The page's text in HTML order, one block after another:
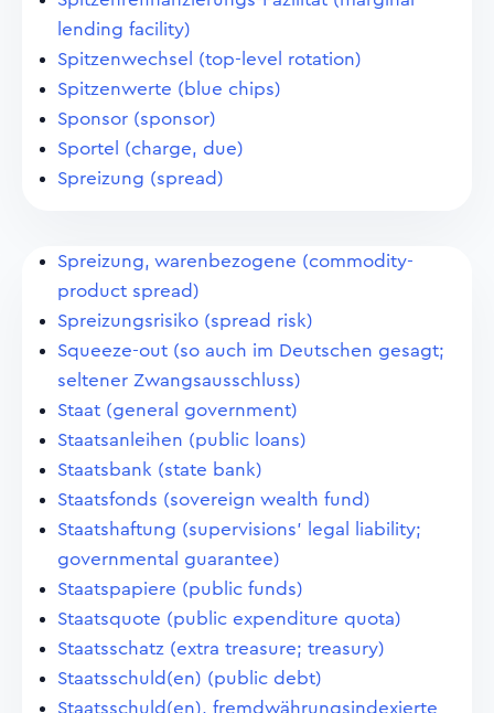
lending facility)
Spitzenwechsel (top-level rotation)
Spitzenwerte (blue chips)
Sponsor (sponsor)
Sportel (charge, due)
Spreizung (spread)
Spreizung, warenbezogene (commodity-
product spread)
Spreizungsrisiko (spread risk)
Squeeze-out (so auch im Deutschen gesagt;
seltener Zwangsausschluss)
Staat (general government)
Staatsanleihen (public loans)
Staatsbank (state bank)
Staatsfonds (sovereign wealth fund)
Staatshaftung (supervisions' legal liability;
governmental guarantee)
Staatspapiere (public funds)
Staatsquote (public expenditure quota)
Staatsschatz (extra treasure; treasury)
Staatsschuld(en) (public debt)
Staatsschuld(en), fremdwährungsindexierte